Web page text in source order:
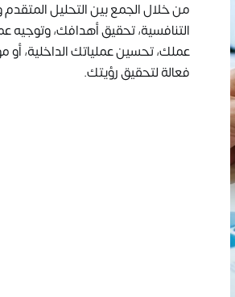
من خلال الجمع بين التحليل
التنافسية، تحقيق أهدافك،
عملك، تحسين عملياتك الداخلية، أو
فعالة لتحقيق رؤيتك.